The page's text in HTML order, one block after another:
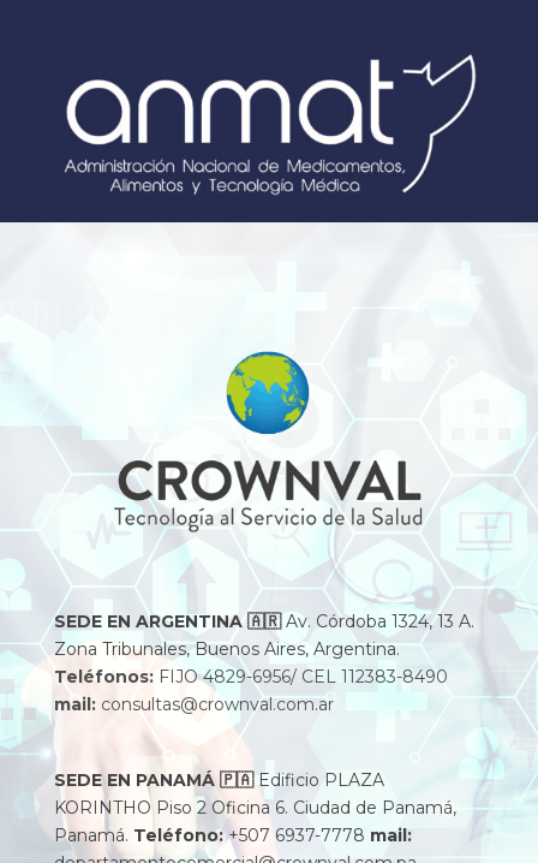
SEDE EN ARGENTINA 🇦🇷 Av. Córdoba 1324, 13 A.
Zona Tribunales, Buenos Aires, Argentina.
Teléfonos:FIJO 4829-6956/ CEL 112383-8490
mail:consultas@crownval.com.ar
SEDE EN PANAMÁ 🇵🇦 Edificio PLAZA
KORINTHO Piso 2 Oficina 6. Ciudad de Panamá,
Panamá. Teléfono:+507 6937-7778 mail: